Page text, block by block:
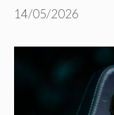
14/05/2026